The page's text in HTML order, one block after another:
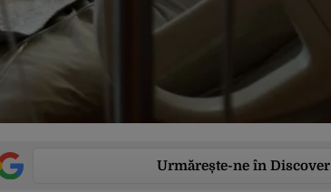
Urmărește-ne în Discover